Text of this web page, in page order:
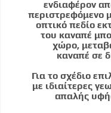
ενδιαφέρον
περιστρεφόμενο
οπτικό πεδίο
του καναπέ
χώρο,
καναπέ σε
Για το σχέδιο
με ιδιαίτερες
απαλής